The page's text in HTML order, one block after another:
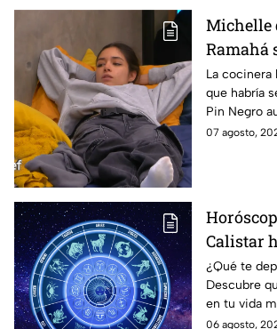
Michelle
Ramahá
Negro a
de las
La cocinera
que habría
Pin Negro
hubiera
07 agosto,
Calistar
agosto;
podrían
solteros
¿Qué te
Descubre
en tu vida
horóscopos
06 agosto,